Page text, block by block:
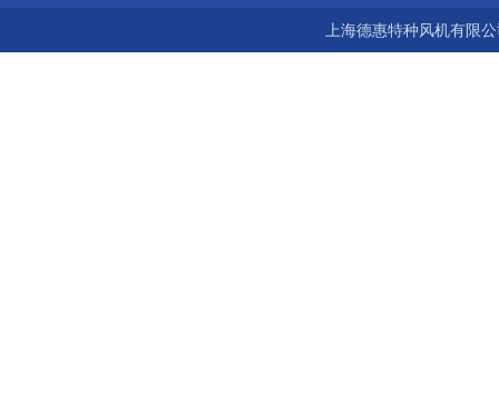
上海德惠特种风机有限